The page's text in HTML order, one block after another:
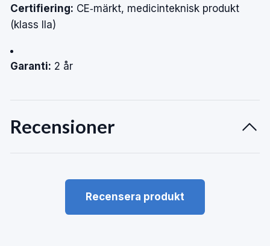
Certifiering: CE‑märkt, medicinteknisk produkt
(klass IIa)
Garanti: 2 år
Recensioner
Recensera produkt